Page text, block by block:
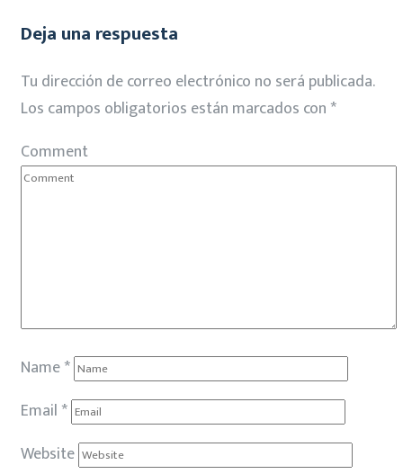
Deja una respuesta
Tu dirección de correo electrónico no será publicada.
Los campos obligatorios están marcados con *
Comment
Name*
Email *
Website